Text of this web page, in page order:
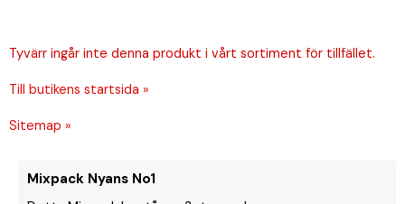
Tyvärr ingår inte denna produkt i vårt sortiment för tillfället.
Till butikens startsida »
Sitemap »
Mixpack Nyans No1